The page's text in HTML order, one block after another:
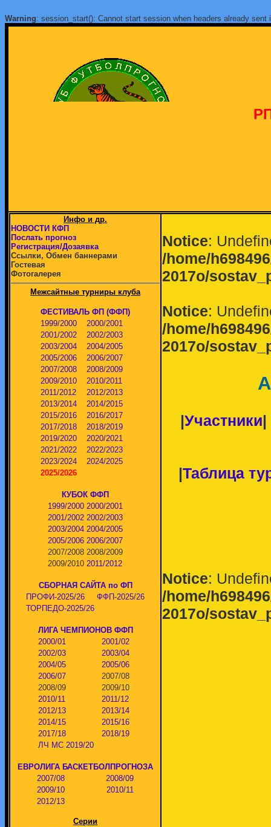
Warning: session_start(): Cannot start session when headers already sent
Инфо и др.
НОВОСТИ КФП
Послать прогноз
Регистрация/Дозаявка
Ссылки, Обмен баннерами
Гостевая
Фотогалерея
Межсайтные турниры клуба
ФЕСТИВАЛЬ ФП (ФФП)
1999/2000
2000/2001
2001/2002
2002/2003
2003/2004
2004/2005
2005/2006
2006/2007
2007/2008
2008/2009
2009/2010
2010/2011
2011/2012
2012/2013
2013/2014
2014/2015
2015/2016
2016/2017
2017/2018
2018/2019
2019/2020
2020/2021
2021/2022
2022/2023
2023/2024
2024/2025
2025/2026
КУБОК ФФП
1999/2000 2000/2001
2001/2002 2002/2003
2003/2004 2004/2005
2005/2006 2006/2007
2007/2008 2008/2009
2009/2010 2011/2012
СБОРНАЯ САЙТА по ФП
ПРОФИ-2025/26
ФФП-2025/26
ТОРПЕДО-2025/26
ЛИГА ЧЕМПИОНОВ ФФП
2000/01
2001/02
2002/03
2003/04
2004/05
2005/06
2006/07
2007/08
2008/09
2009/10
2010/11
2011/12
2012/13
2013/14
2014/15
2015/16
2017/18
2018/19
ЛЧ МС 2019/20
ЕВРОЛИГА БАСКЕТБОЛПРОГНОЗА
2007/08
2008/09
2009/10
2010/11
2012/13
Серии
Notice:
/home/
2017o/
Notice:
/home/
2017o/
|Участники|
|Таблица
Notice:
/home/
2017o/